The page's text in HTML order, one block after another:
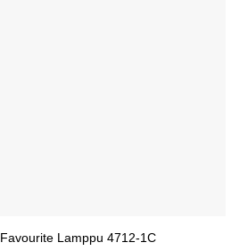
Точечный светильник Favourite Lamppu 4712-1C